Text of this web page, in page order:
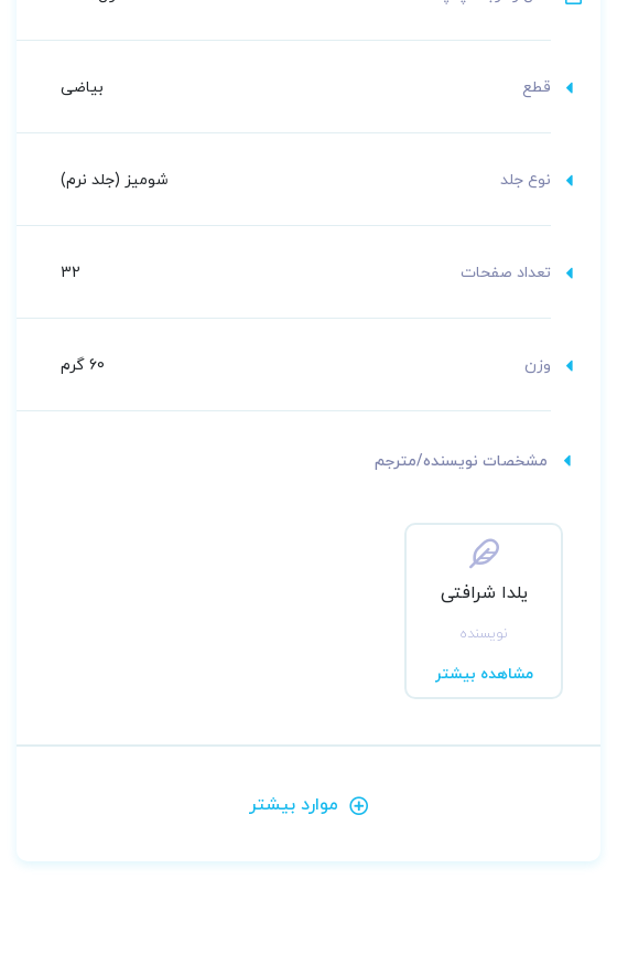
قطع بیاضی
نوع جلد شومیز (جلد نرم)
تعداد صفحات 32
وزن 60 گرم
مشخصات نویسنده/مترجم
یلدا شرافتی
نویسنده
مشاهده بیشتر
موارد بیشتر